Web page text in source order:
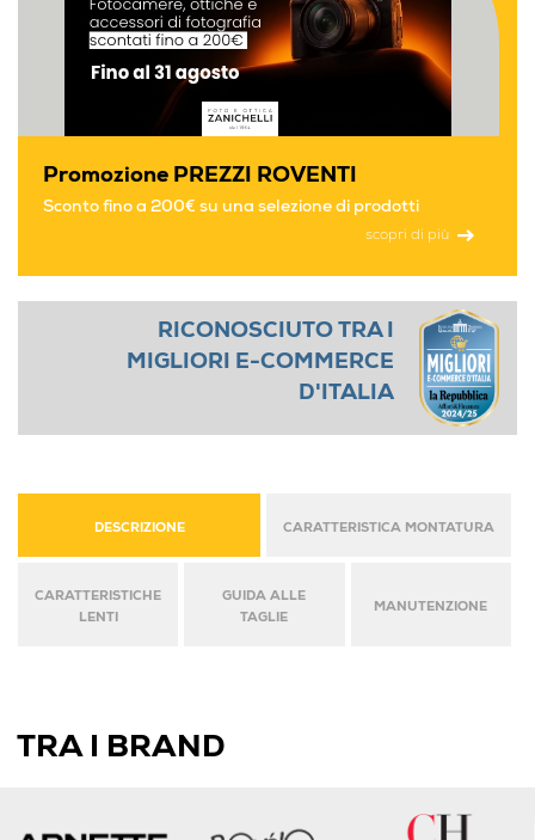
Promozione PREZZI ROVENTI
Sconto fino a 200€ su una selezione di prodotti
scopri di più
RICONOSCIUTO TRA I
MIGLIORI E-COMMERCE
D'ITALIA
DESCRIZIONE CARATTERISTICA MONTATURA
CARATTERISTICHE
LENTI
GUIDA ALLE
TAGLIE
MANUTENZIONE
TRA I BRAND